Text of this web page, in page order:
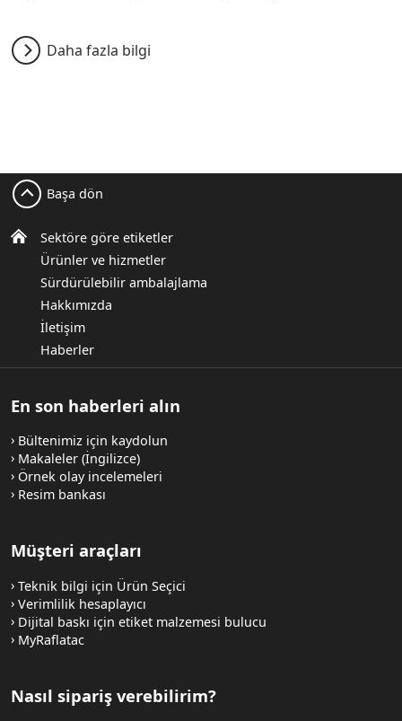
Daha fazla bilgi
Sektöre göre etiketler
Ürünler ve hizmetler
Sürdürülebilir ambalajlama
Hakkımızda
İletişim
Haberler
Başa dön
En son haberleri alın
Bültenimiz için kaydolun
Makaleler (İngilizce)
Örnek olay incelemeleri
Resim bankası
Müşteri araçları
Teknik bilgi için Ürün Seçici
Verimlilik hesaplayıcı
Dijital baskı için etiket malzemesi bulucu
MyRaflatac
Nasıl sipariş verebilirim?